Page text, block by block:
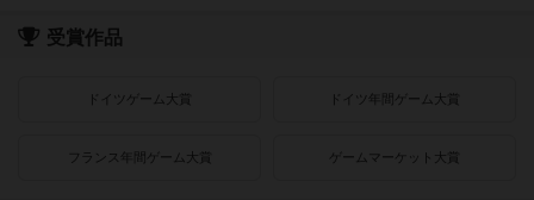
受賞作品
ドイツゲーム大賞 ドイツ年間ゲーム大賞
フランス年間ゲーム大賞 ゲームマーケット大賞